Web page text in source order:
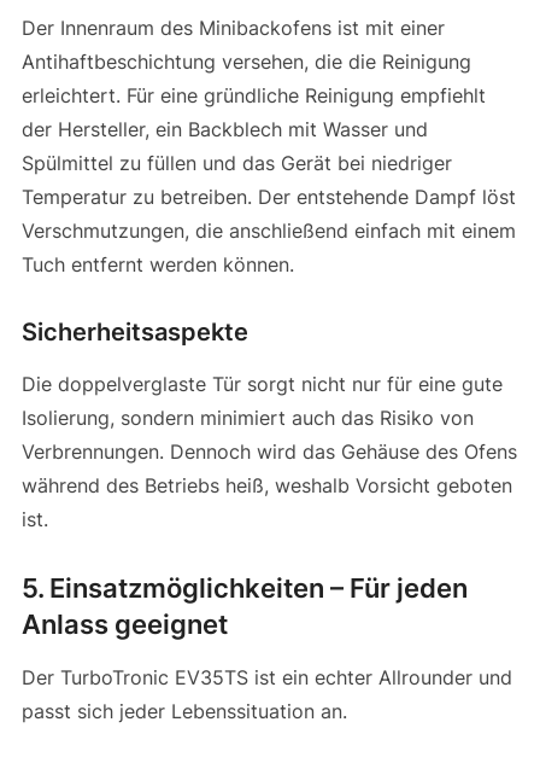
Der Innenraum des Minibackofens ist mit einer
Antihaftbeschichtung versehen, die die Reinigung
erleichtert. Für eine gründliche Reinigung empfiehlt
der Hersteller, ein Backblech mit Wasser und
Spülmittel zu füllen und das Gerät bei niedriger
Temperatur zu betreiben. Der entstehende Dampf löst
Verschmutzungen, die anschließend einfach mit einem
Tuch entfernt werden können.
Sicherheitsaspekte
Die doppelverglaste Tür sorgt nicht nur für eine gute
Isolierung, sondern minimiert auch das Risiko von
Verbrennungen. Dennoch wird das Gehäuse des Ofens
während des Betriebs heiß, weshalb Vorsicht geboten
ist.
5. Einsatzmöglichkeiten – Für jeden
Anlass geeignet
Der TurboTronic EV35TS ist ein echter Allrounder und
passt sich jeder Lebenssituation an.